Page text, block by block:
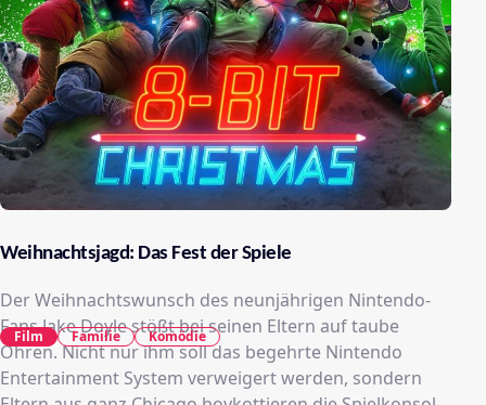
Weihnachtsjagd: Das Fest der Spiele
Der Weihnachtswunsch des neunjährigen Nintendo-
Fans Jake Doyle stößt bei seinen Eltern auf taube
Ohren. Nicht nur ihm soll das begehrte Nintendo
Entertainment System verweigert werden, sondern
Film Familie Komödie